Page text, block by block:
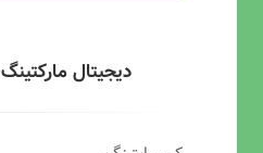
دیجیتال مارکتینگ